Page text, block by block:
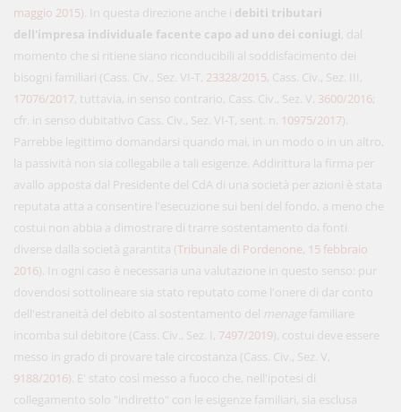
maggio 2015). In questa direzione anche i debiti tributari
dell'impresa individuale facente capo ad uno dei coniugi, dal
momento che si ritiene siano riconducibili al soddisfacimento dei
bisogni familiari (Cass. Civ., Sez. VI-T, 23328/2015, Cass. Civ., Sez. III,
17076/2017, tuttavia, in senso contrario, Cass. Civ., Sez. V, 3600/2016;
cfr. in senso dubitativo Cass. Civ., Sez. VI-T, sent. n. 10975/2017).
Parrebbe legittimo domandarsi quando mai, in un modo o in un altro,
la passività non sia collegabile a tali esigenze. Addirittura la firma per
avallo apposta dal Presidente del CdA di una società per azioni è stata
reputata atta a consentire l'esecuzione sui beni del fondo, a meno che
costui non abbia a dimostrare di trarre sostentamento da fonti
diverse dalla società garantita (Tribunale di Pordenone, 15 febbraio
2016). In ogni caso è necessaria una valutazione in questo senso: pur
dovendosi sottolineare sia stato reputato come l'onere di dar conto
dell'estraneità del debito al sostentamento del menage familiare
incomba sul debitore (Cass. Civ., Sez. I, 7497/2019), costui deve essere
messo in grado di provare tale circostanza (Cass. Civ., Sez. V,
9188/2016). E' stato così messo a fuoco che, nell'ipotesi di
collegamento solo "indiretto" con le esigenze familiari, sia esclusa